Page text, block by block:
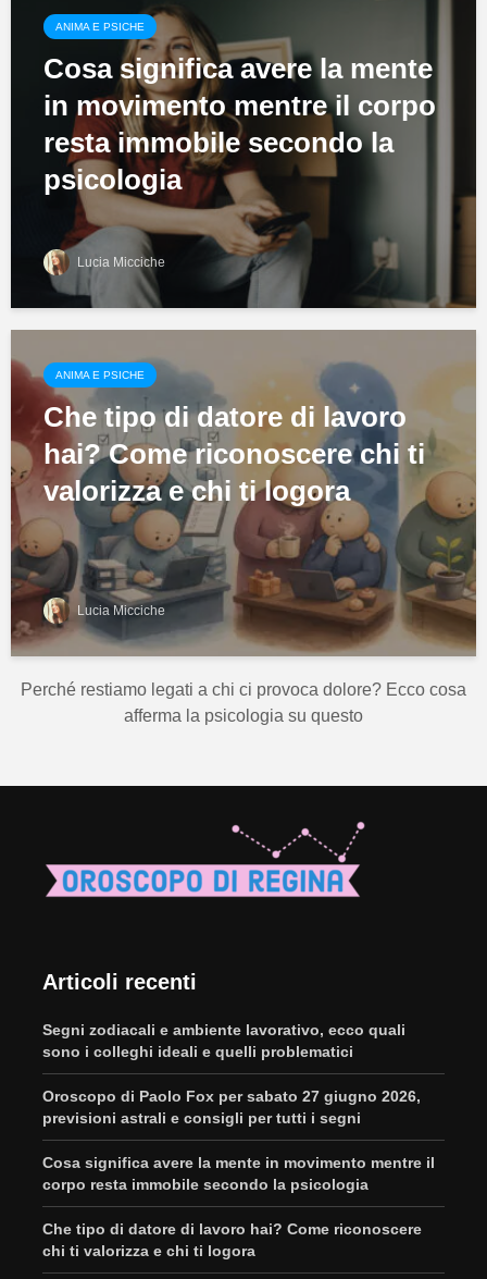
ANIMA E PSICHE
Cosa significa avere la mente
in movimento mentre il corpo
resta immobile secondo la
psicologia
Lucia Micciche
ANIMA E PSICHE
Che tipo di datore di lavoro
hai? Come riconoscere chi ti
valorizza e chi ti logora
Lucia Micciche
Perché restiamo legati a chi ci provoca dolore? Ecco cosa
afferma la psicologia su questo
Articoli recenti
Segni zodiacali e ambiente lavorativo, ecco quali
sono i colleghi ideali e quelli problematici
Oroscopo di Paolo Fox per sabato 27 giugno 2026,
previsioni astrali e consigli per tutti i segni
Cosa significa avere la mente in movimento mentre il
corpo resta immobile secondo la psicologia
Che tipo di datore di lavoro hai? Come riconoscere
chi ti valorizza e chi ti logora